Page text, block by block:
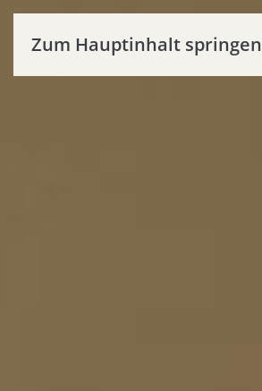
Zum Hauptinhalt springen